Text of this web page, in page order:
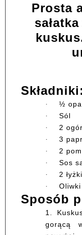
Prosta
Składniki:
· ½
· Sól
· 2
· 3
· 2
· Sos
· 2
·
Sposób
1.
gorącą